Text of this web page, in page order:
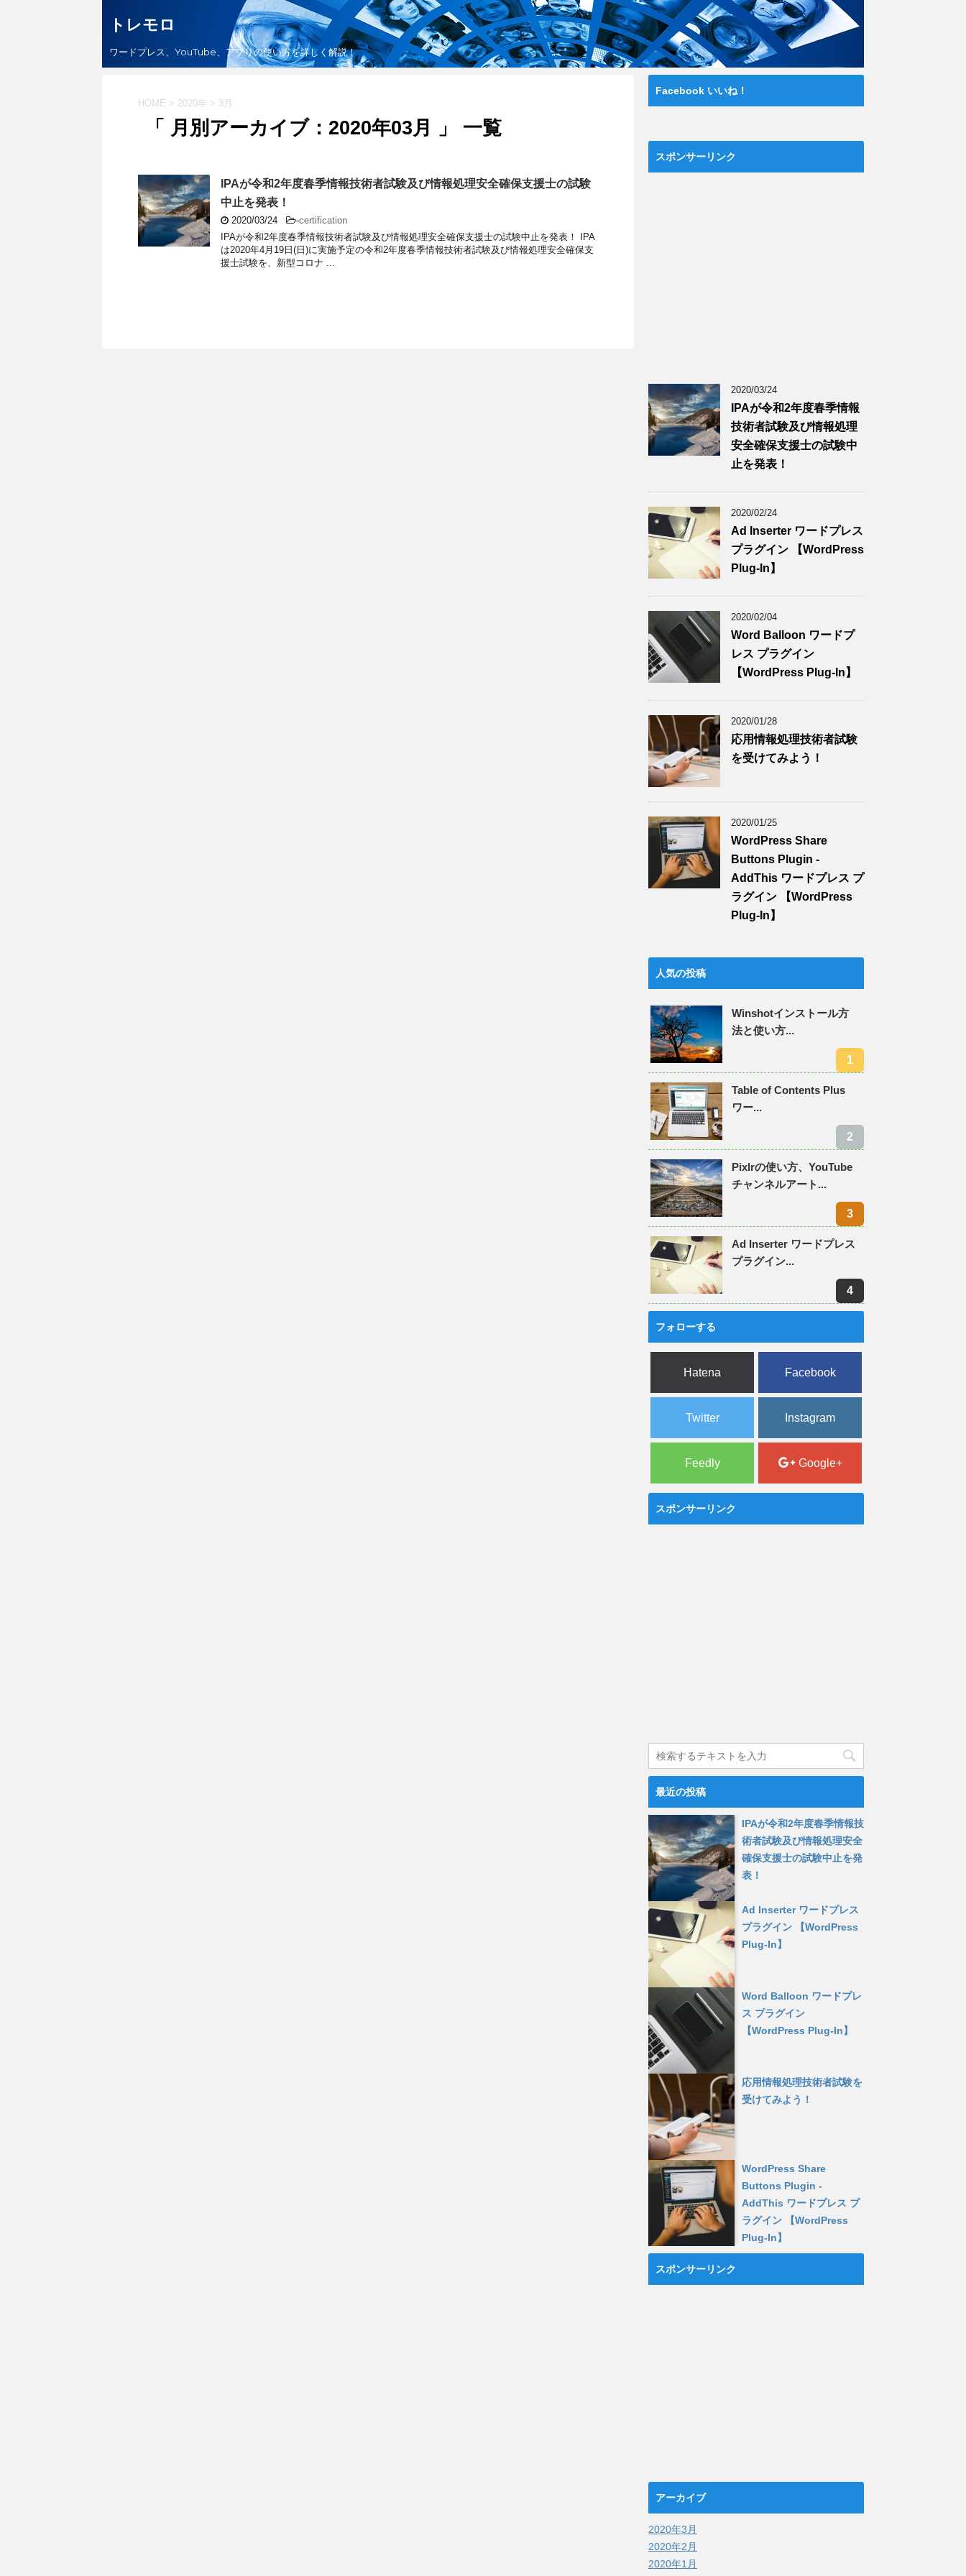
トレモロ
ワードプレス、YouTube、アプリの使い方を詳しく解説！
HOME > 2020年 > 3月
「 月別アーカイブ：2020年03月 」 一覧
IPAが令和2年度春季情報技術者試験及び情報処理安全確保支援士の試験
中止を発表！
2020/03/24 -certification
IPAが令和2年度春季情報技術者試験及び情報処理安全確保支援士の試験中止を発表！ IPA
は2020年4月19日(日)に実施予定の令和2年度春季情報技術者試験及び情報処理安全確保支
援士試験を、新型コロナ ...
Facebook いいね！
スポンサーリンク
2020/03/24
IPAが令和2年度春季情報
技術者試験及び情報処理
安全確保支援士の試験中
止を発表！
2020/02/24
Ad Inserter ワードプレス
プラグイン 【WordPress
Plug-In】
2020/02/04
Word Balloon ワードプ
レス プラグイン
【WordPress Plug-In】
2020/01/28
応用情報処理技術者試験
を受けてみよう！
2020/01/25
WordPress Share
Buttons Plugin -
AddThis ワードプレス プ
ラグイン 【WordPress
Plug-In】
人気の投稿
Winshotインストール方
法と使い方...
Table of Contents Plus
ワー...
Pixlrの使い方、YouTube
チャンネルアート...
Ad Inserter ワードプレス
プラグイン...
フォローする
Hatena Facebook
Twitter Instagram
Feedly Google+
スポンサーリンク
最近の投稿
IPAが令和2年度春季情報技
術者試験及び情報処理安全
確保支援士の試験中止を発
表！
Ad Inserter ワードプレス
プラグイン 【WordPress
Plug-In】
Word Balloon ワードプレ
ス プラグイン
【WordPress Plug-In】
応用情報処理技術者試験を
受けてみよう！
WordPress Share
Buttons Plugin -
AddThis ワードプレス プ
ラグイン 【WordPress
Plug-In】
スポンサーリンク
アーカイブ
2020年3月
2020年2月
2020年1月